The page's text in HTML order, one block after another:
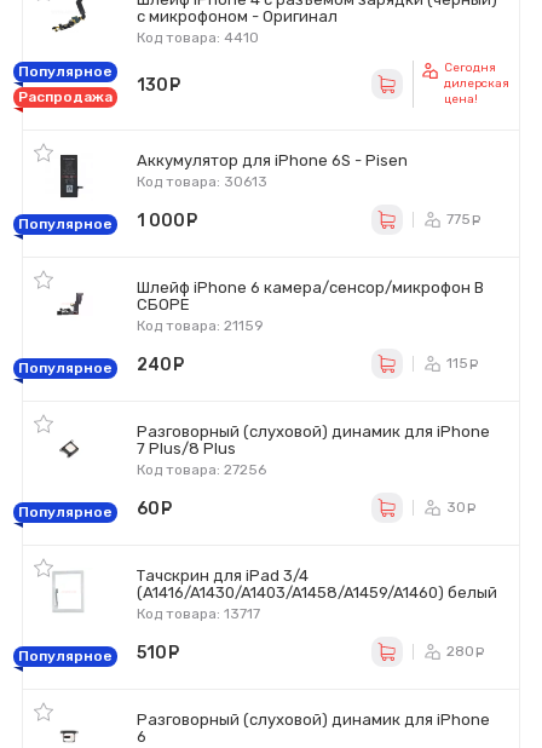
с микрофоном - Оригинал
Код товара: 4410
Популярное
Распродажа
130
Сегодня
дилерская
цена!
Аккумулятор для iPhone 6S - Pisen
Код товара: 30613
Популярное 1 000 775
Шлейф iPhone 6 камера/сенсор/микрофон В
СБОРЕ
Код товара: 21159
Популярное 240 115
Разговорный (слуховой) динамик для iPhone
7 Plus/8 Plus
Код товара: 27256
Популярное 60 30
Тачскрин для iPad 3/4
(A1416/A1430/A1403/A1458/A1459/A1460) белый
Код товара: 13717
Популярное 510 280
Разговорный (слуховой) динамик для iPhone
6